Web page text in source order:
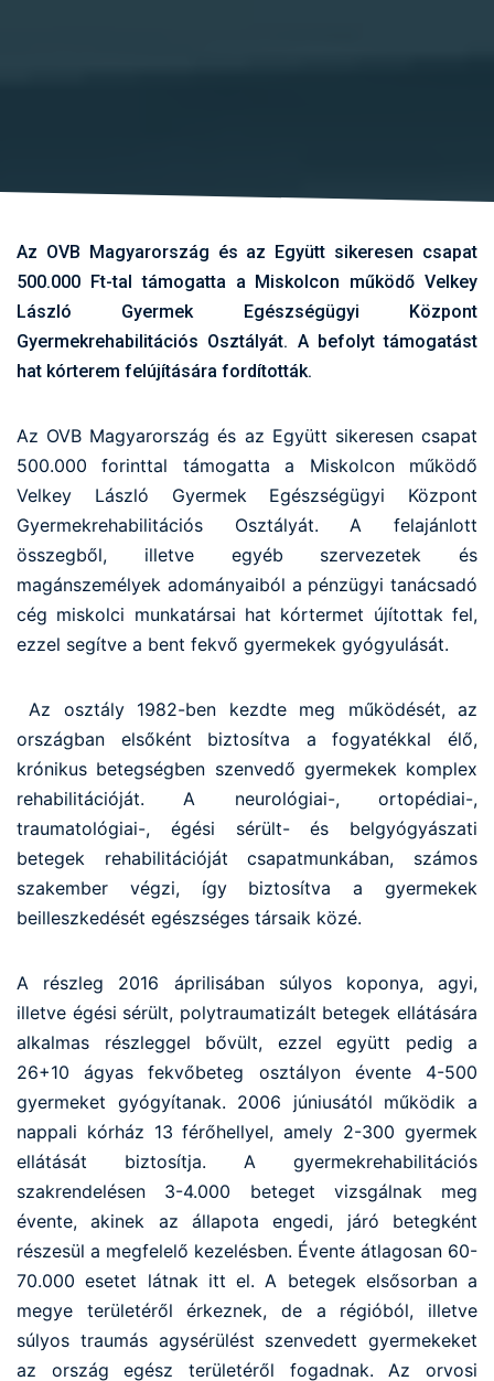
Az OVB Magyarország és az Együtt sikeresen csapat
500.000 Ft-tal támogatta a Miskolcon működő Velkey
László Gyermek Egészségügyi Központ
Gyermekrehabilitációs Osztályát. A befolyt támogatást
hat kórterem felújítására fordították.
Az OVB Magyarország és az Együtt sikeresen csapat
500.000 forinttal támogatta a Miskolcon működő
Velkey László Gyermek Egészségügyi Központ
Gyermekrehabilitációs Osztályát. A felajánlott
összegből, illetve egyéb szervezetek és
magánszemélyek adományaiból a pénzügyi tanácsadó
cég miskolci munkatársai hat kórtermet újítottak fel,
ezzel segítve a bent fekvő gyermekek gyógyulását.
Az osztály 1982-ben kezdte meg működését, az
országban elsőként biztosítva a fogyatékkal élő,
krónikus betegségben szenvedő gyermekek komplex
rehabilitációját. A neurológiai-, ortopédiai-,
traumatológiai-, égési sérült- és belgyógyászati
betegek rehabilitációját csapatmunkában, számos
szakember végzi, így biztosítva a gyermekek
beilleszkedését egészséges társaik közé.
A részleg 2016 áprilisában súlyos koponya, agyi,
illetve égési sérült, polytraumatizált betegek ellátására
alkalmas részleggel bővült, ezzel együtt pedig a
26+10 ágyas fekvőbeteg osztályon évente 4-500
gyermeket gyógyítanak. 2006 júniusától működik a
nappali kórház 13 férőhellyel, amely 2-300 gyermek
ellátását biztosítja. A gyermekrehabilitációs
szakrendelésen 3-4.000 beteget vizsgálnak meg
évente, akinek az állapota engedi, járó betegként
részesül a megfelelő kezelésben. Évente átlagosan 60-
70.000 esetet látnak itt el. A betegek elsősorban a
megye területéről érkeznek, de a régióból, illetve
súlyos traumás agysérülést szenvedett gyermekeket
az ország egész területéről fogadnak. Az orvosi